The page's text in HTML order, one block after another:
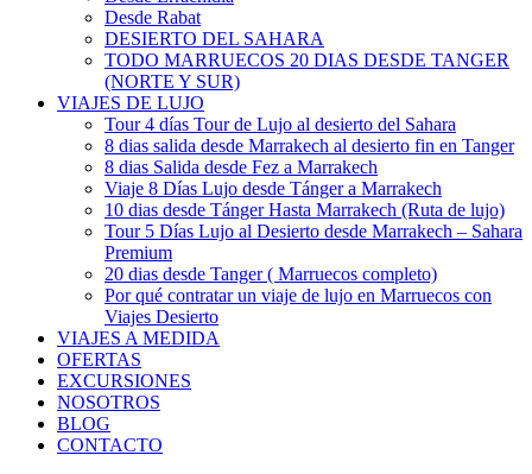
Desde Rabat
DESIERTO DEL SAHARA
TODO MARRUECOS 20 DIAS DESDE TANGER
(NORTE Y SUR)
VIAJES DE LUJO
Tour 4 días Tour de Lujo al desierto del Sahara
8 dias salida desde Marrakech al desierto fin en Tanger
8 dias Salida desde Fez a Marrakech
Viaje 8 Días Lujo desde Tánger a Marrakech
10 dias desde Tánger Hasta Marrakech (Ruta de lujo)
Tour 5 Días Lujo al Desierto desde Marrakech – Sahara
Premium
20 dias desde Tanger ( Marruecos completo)
Por qué contratar un viaje de lujo en Marruecos con
Viajes Desierto
VIAJES A MEDIDA
OFERTAS
EXCURSIONES
NOSOTROS
BLOG
CONTACTO